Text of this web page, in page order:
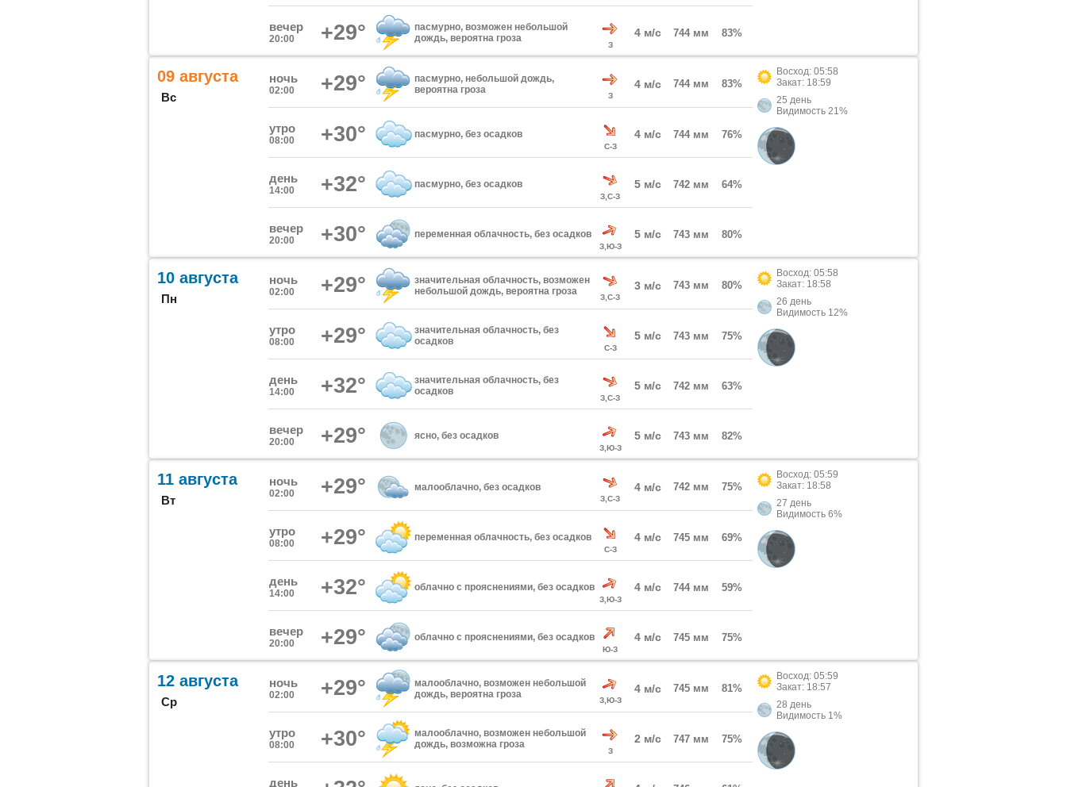
вечер
20:00 +29°
пасмурно, возможен небольшой
дождь, вероятна гроза
З
4 м/с 744 мм 83%
09 августа
Вс
ночь
02:00 +29°
пасмурно, небольшой дождь,
вероятна гроза
З
4 м/с 744 мм 83%
утро
08:00 +30° пасмурно, без осадков
С-З
4 м/с 744 мм 76%
день
14:00 +32° пасмурно, без осадков
З,С-З
5 м/с 742 мм 64%
вечер
20:00 +30° переменная облачность, без осадков
З,Ю-З
5 м/с 743 мм 80%
Восход: 05:58
Закат: 18:59
25 день
Видимость 21%
10 августа
Пн
ночь
02:00 +29°
значительная облачность, возможен
небольшой дождь, вероятна гроза
З,С-З
3 м/с 743 мм 80%
утро
08:00 +29°
значительная облачность, без
осадков
С-З
5 м/с 743 мм 75%
день
14:00 +32°
значительная облачность, без
осадков
З,С-З
5 м/с 742 мм 63%
вечер
20:00 +29° ясно, без осадков
З,Ю-З
5 м/с 743 мм 82%
Восход: 05:58
Закат: 18:58
26 день
Видимость 12%
11 августа
Вт
ночь
02:00 +29° малооблачно, без осадков
З,С-З
4 м/с 742 мм 75%
утро
08:00 +29° переменная облачность, без осадков
С-З
4 м/с 745 мм 69%
день
14:00 +32° облачно с прояснениями, без осадков
З,Ю-З
4 м/с 744 мм 59%
вечер
20:00 +29° облачно с прояснениями, без осадков
Ю-З
4 м/с 745 мм 75%
Восход: 05:59
Закат: 18:58
27 день
Видимость 6%
12 августа
Ср
ночь
02:00 +29°
малооблачно, возможен небольшой
дождь, вероятна гроза
З,Ю-З
4 м/с 745 мм 81%
утро
08:00 +30°
малооблачно, возможен небольшой
дождь, возможна гроза
З
2 м/с 747 мм 75%
день
Восход: 05:59
Закат: 18:57
28 день
Видимость 1%